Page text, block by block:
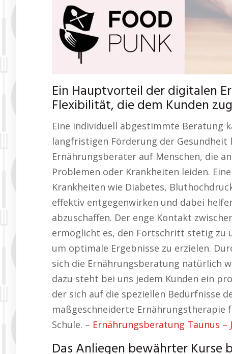
Ein Hauptvorteil der digitalen
Flexibilität, die dem Kunden
Eine individuell abgestimmte Beratung
langfristigen Förderung der
Ernährungsberater auf Menschen, die
Problemen oder Krankheiten leiden.
Krankheiten wie Diabetes,
effektiv entgegenwirken und dabei
abzuschaffen. Der enge Kontakt
ermöglicht es, den Fortschritt stetig zu
um optimale Ergebnisse zu erzielen.
sich die Ernährungsberatung natürlich
dazu steht bei uns jedem Kunden ein
der sich auf die speziellen Bedürfnisse
maßgeschneiderte Ernährungstherapie
Schule. – Ernährungsberatung Taunus –
Das Anliegen bewährter Kurse